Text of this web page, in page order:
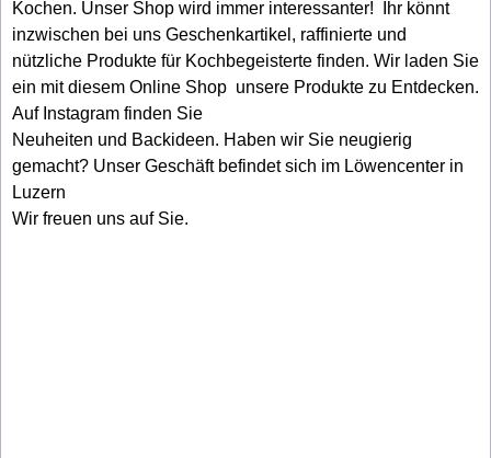
Kochen. Unser Shop wird immer interessanter! Ihr könnt
inzwischen bei uns Geschenkartikel, raffinierte und
nützliche Produkte für Kochbegeisterte finden. Wir laden Sie
ein mit diesem Online Shop unsere Produkte zu Entdecken.
Auf Instagram finden Sie
Neuheiten und Backideen. Haben wir Sie neugierig
gemacht? Unser Geschäft befindet sich im Löwencenter in
Luzern
Wir freuen uns auf Sie.